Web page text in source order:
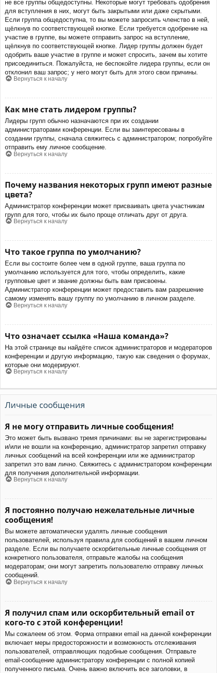
не все группы общедоступны. Некоторые могут требовать одобрения
для вступления в них, могут быть закрытыми или даже скрытыми.
Если группа общедоступна, то вы можете запросить членство в ней,
щёлкнув по соответствующей кнопке. Если требуется одобрение на
участие в группе, вы можете отправить запрос на вступление,
щёлкнув по соответствующей кнопке. Лидер группы должен будет
одобрить ваше участие в группе и может спросить, зачем вы хотите
присоединиться. Пожалуйста, не беспокойте лидера группы, если он
отклонил ваш запрос; у него могут быть для этого свои причины.
Вернуться к началу
Как мне стать лидером группы?
Лидеры групп обычно назначаются при их создании
администраторами конференции. Если вы заинтересованы в
создании группы, сначала свяжитесь с администратором; попробуйте
отправить ему личное сообщение.
Вернуться к началу
Почему названия некоторых групп имеют разные
цвета?
Администратор конференции может присваивать цвета участникам
групп для того, чтобы их было проще отличать друг от друга.
Вернуться к началу
Что такое группа по умолчанию?
Если вы состоите более чем в одной группе, ваша группа по
умолчанию используется для того, чтобы определить, какие
групповые цвет и звание должны быть вам присвоены.
Администратор конференции может предоставить вам разрешение
самому изменять вашу группу по умолчанию в личном разделе.
Вернуться к началу
Что означает ссылка «Наша команда»?
На этой странице вы найдёте список администраторов и модераторов
конференции и другую информацию, такую как сведения о форумах,
которые они модерируют.
Вернуться к началу
Личные сообщения
Я не могу отправить личные сообщения!
Это может быть вызвано тремя причинами: вы не зарегистрированы
и/или не вошли на конференцию, администратор запретил отправку
личных сообщений на всей конференции или же администратор
запретил это вам лично. Свяжитесь с администратором конференции
для получения дополнительной информации.
Вернуться к началу
Я постоянно получаю нежелательные личные
сообщения!
Вы можете автоматически удалять личные сообщения
пользователей, используя правила для сообщений в вашем личном
разделе. Если вы получаете оскорбительные личные сообщения от
конкретного пользователя, отправьте жалобы на сообщения
модераторам; они могут запретить пользователю отправку личных
сообщений.
Вернуться к началу
Я получил спам или оскорбительный email от
кого-то с этой конференции!
Мы сожалеем об этом. Форма отправки email на данной конференции
включает меры предосторожности и возможность отслеживания
пользователей, отправляющих подобные сообщения. Отправьте
email-сообщение администратору конференции с полной копией
полученного письма. Очень важно включить все заголовки, в